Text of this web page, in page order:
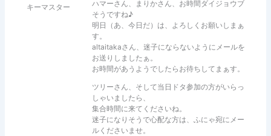
キーマスター
ハマーさん、まりかさん、お時間ダイジョウブ
そうですね♪
明日（あ、今日だ）は、よろしくお願いしまぁ
す。
altaitakaさん、迷子にならないようにメールを
お送りしましたぁ。
お時間があうようでしたらお待ちしてまぁす。
ツリーさん、そして当日ドタ参加の方がいらっ
しゃいましたら、
集合時間に来てくださいね。
迷子になりそうで心配な方は、ふにゃ宛にメー
ルくださいませ。